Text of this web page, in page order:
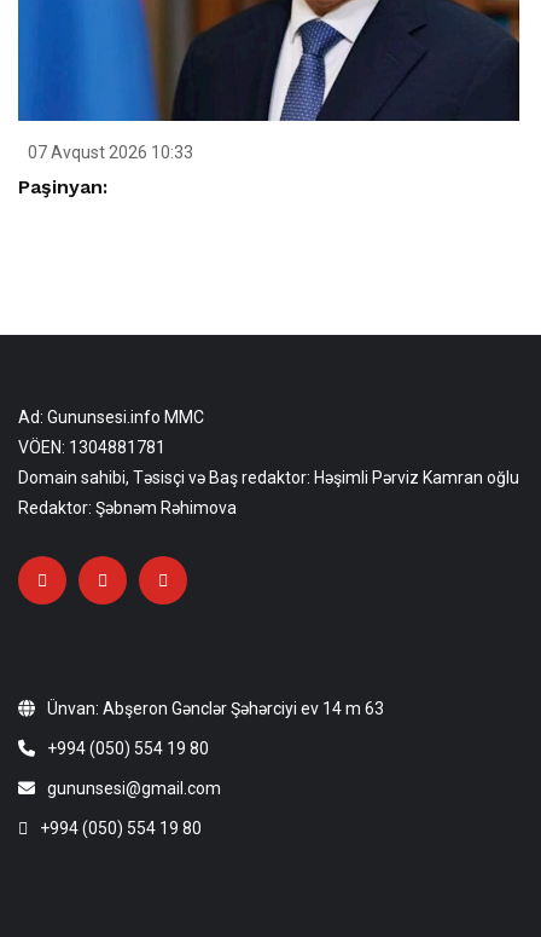
07 Avqust 2026 10:33
Paşinyan:
Ad: Gununsesi.info MMC
VÖEN: 1304881781
Domain sahibi, Təsisçi və Baş redaktor: Həşimli Pərviz Kamran oğlu
Redaktor: Şəbnəm Rəhimova
Ünvan: Abşeron Gənclər Şəhərciyi ev 14 m 63
+994 (050) 554 19 80
gununsesi@gmail.com
+994 (050) 554 19 80